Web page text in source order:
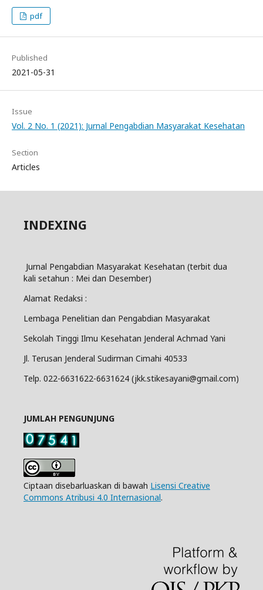
pdf
Published
2021-05-31
Issue
Vol. 2 No. 1 (2021): Jurnal Pengabdian Masyarakat Kesehatan
Section
Articles
INDEXING
Jurnal Pengabdian Masyarakat Kesehatan (terbit dua
kali setahun : Mei dan Desember)
Alamat Redaksi :
Lembaga Penelitian dan Pengabdian Masyarakat
Sekolah Tinggi Ilmu Kesehatan Jenderal Achmad Yani
Jl. Terusan Jenderal Sudirman Cimahi 40533
Telp. 022-6631622-6631624 (jkk.stikesayani@gmail.com)
JUMLAH PENGUNJUNG
Ciptaan disebarluaskan di bawah Lisensi Creative
Commons Atribusi 4.0 Internasional.